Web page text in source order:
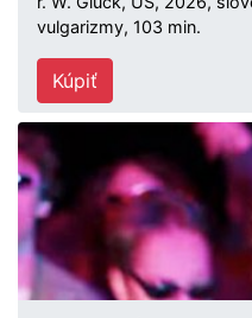
vulgarizmy, 103 min.
Kúpiť